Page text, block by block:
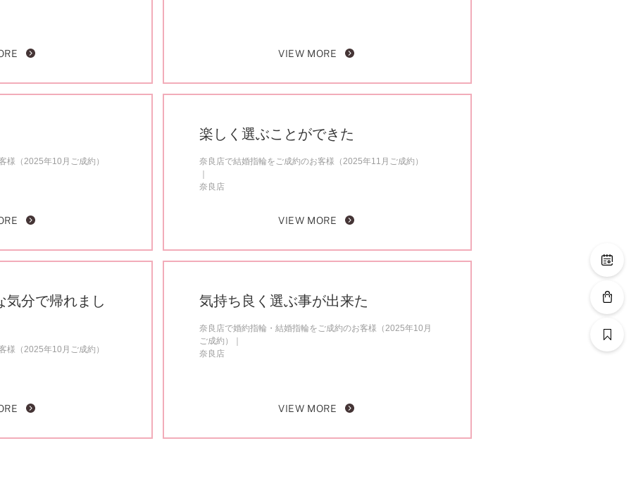
VIEW MORE
様（2025年10月ご成約）
楽しく選ぶことができた
奈良店で結婚指輪をご成約のお客様（2025年11月ご成約）
奈良店
VIEW MORE
気分で帰れまし
様（2025年10月ご成約）
気持ち良く選ぶ事が出来た
奈良店で婚約指輪・結婚指輪をご成約のお客様（2025年10月
ご成約）
奈良店
VIEW MORE